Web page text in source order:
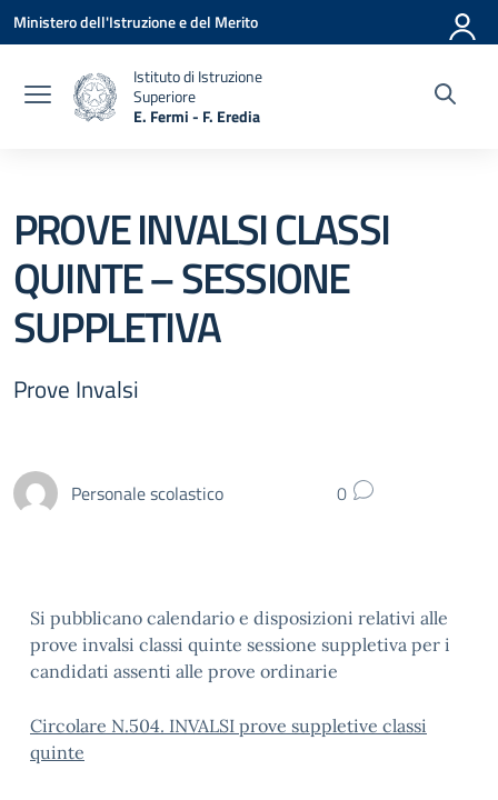
Vai ai contenuti
Vai al menu di navigazione
Vai al footer
Ministero dell'Istruzione e del Merito
Istituto di Istruzione
Superiore
E. Fermi - F. Eredia
PROVE INVALSI CLASSI
QUINTE – SESSIONE
SUPPLETIVA
Prove Invalsi
Personale scolastico 0
Si pubblicano calendario e disposizioni relativi alle
prove invalsi classi quinte sessione suppletiva per i
candidati assenti alle prove ordinarie
Circolare N.504. INVALSI prove suppletive classi
quinte